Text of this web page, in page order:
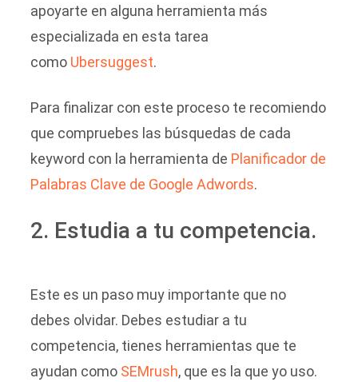
apoyarte en alguna herramienta más
especializada en esta tarea
como Ubersuggest.
Para finalizar con este proceso te recomiendo
que compruebes las búsquedas de cada
keyword con la herramienta de Planificador de
Palabras Clave de Google Adwords.
2. Estudia a tu competencia.
Este es un paso muy importante que no
debes olvidar. Debes estudiar a tu
competencia, tienes herramientas que te
ayudan como SEMrush, que es la que yo uso.